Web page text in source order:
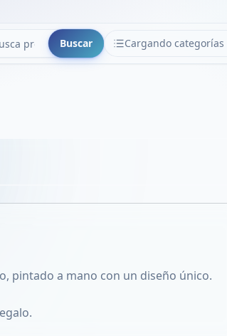
Buscar Cargando categorías
CATEGORÍAS
VER EN PANTALLA COMPLETA
pintado a mano con un diseño único.